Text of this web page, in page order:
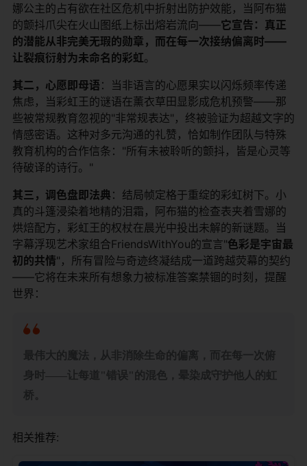
娜公主的占有欲在社区危机中折射出防护效能，当阿布猫
的颤抖爪尖在火山图纸上标出熔岩流向——​​它宣告：真正
的潜能从非完美无瑕的勋章，而在每一次接纳偏离时——
让裂痕衍射为未命名的彩虹​​。
​其二，心愿即母语​ ​：当非语言的心愿果实以闪烁频率传递
焦虑，当彩虹王的谜语在薰衣草田显影成危机预警——那
些被常规教育忽视的"非常规表达"，终被验证为超越文字的
情感密语。这种对多元沟通的礼赞，恰如制作团队与特殊
教育机构的合作信条："所有未被聆听的颤抖，皆是心灵等
待破译的诗行。"
​其三，调色盘即法典​ ​：结局帧定格于重绽的彩虹树下。小
真的斗篷浸染着地精的泪霜，阿布猫的检查表夹着雪娜的
烘焙配方，彩虹王的权杖在晨光中投出未解的新谜题。当
字幕浮现艺术家组合FriendsWithYou的宣言"​​色彩是宇宙最
初的共情​​"，所有冒险与奇迹终凝结成一道跨越荧幕的契约
——它将在未来所有想象力被标准答案禁锢的时刻，提醒
世界：
​最伟大的魔法，从非消除生命的偏离，而在每一次俯
身时——让每道"错误"的混色，晕染成守护他人的虹
桥。​
相关推荐: